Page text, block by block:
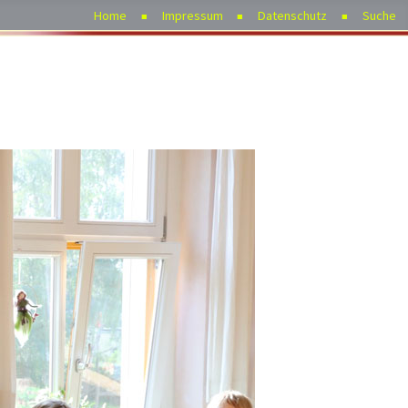
Home Impressum Datenschutz Suche